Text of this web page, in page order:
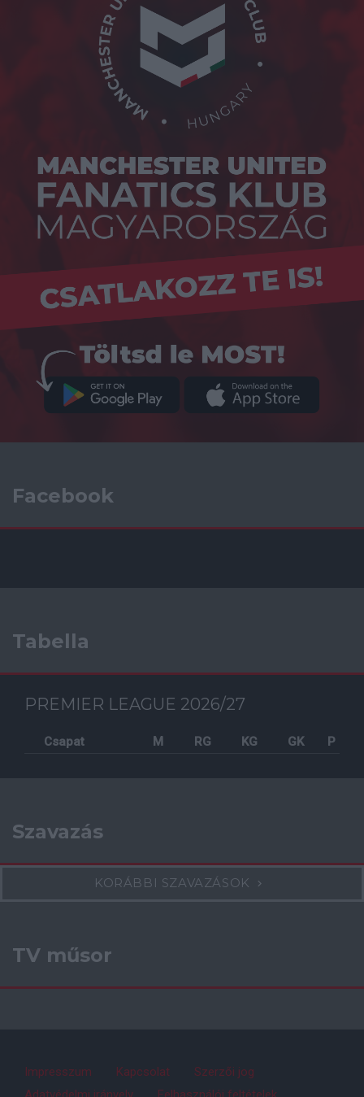
Facebook
Tabella
PREMIER LEAGUE 2026/27
Csapat M RG KG GK P
Szavazás
KORÁBBI SZAVAZÁSOK
TV műsor
Impresszum Kapcsolat
Szerzői jog